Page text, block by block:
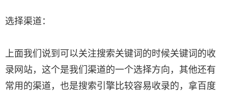
选择渠道：
上面我们说到可以关注搜索关键词的时候关键词的收
录网站，这个是我们渠道的一个选择方向，其他还有
常用的渠道，也是搜索引擎比较容易收录的，拿百度